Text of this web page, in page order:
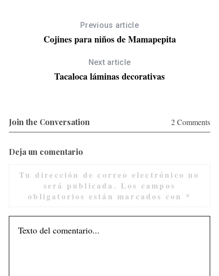
Previous article
Cojines para niños de Mamapepita
Next article
Tacaloca láminas decorativas
Join the Conversation 2 Comments
Deja un comentario
Tu dirección de correo electrónico no
será publicada. Los campos
obligatorios están marcados con *
r